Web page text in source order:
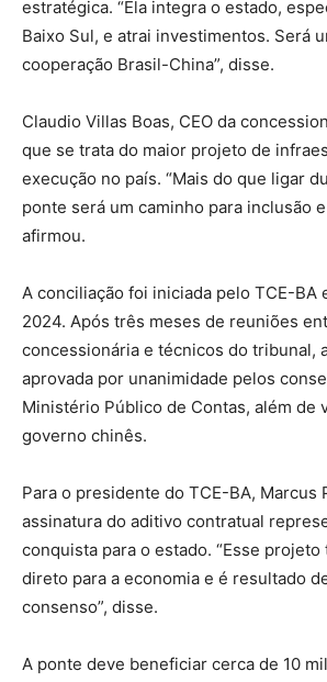
estratégica. “Ela integra o estado,
Baixo Sul, e atrai investimentos. Será
cooperação Brasil-China”, disse.
Claudio Villas Boas, CEO da
que se trata do maior projeto de
execução no país. “Mais do que ligar
ponte será um caminho para inclusão
afirmou.
A conciliação foi iniciada pelo TCE-BA
2024. Após três meses de reuniões
concessionária e técnicos do tribunal,
aprovada por unanimidade pelos
Ministério Público de Contas, além de
governo chinês.
Para o presidente do TCE-BA, Marcus
assinatura do aditivo contratual
conquista para o estado. “Esse projeto
direto para a economia e é resultado
consenso”, disse.
A ponte deve beneficiar cerca de 10